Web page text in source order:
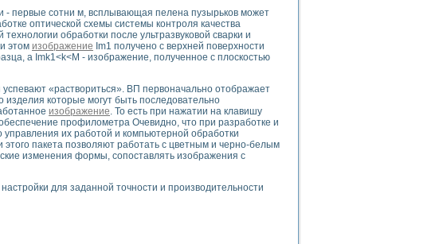
современных информационных технологий и программных средств
экстраполяции
платы USB 6008 в среде LabVIEW
тока
самоорганизованная критичность
- первые сотни м, всплывающая пелена пузырьков может
оптической схемы системы контроля качества
обработки после ультразвуковой сварки и
этом изображение Im1 получено с верхней поверхности
а Imk1<k<М - изображение, полученное с плоскостью
«раствориться». ВП первоначально отображает
которые могут быть последовательно
изображение . То есть при нажатии на клавишу
профилометра Очевидно, что при разработке и
их работой и компьютерной обработки
пакета позволяют работать с цветным и черно-белым
изменения формы, сопоставлять изображения с
для заданной точности и производительности